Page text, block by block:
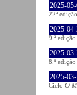
2025-
22ª
2025-
9.ª
2025-
8.ª
2025-
Ciclo O